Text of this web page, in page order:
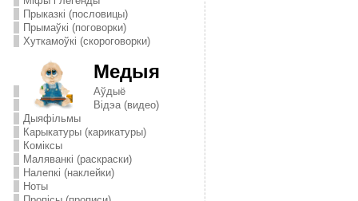
Прыказкі (пословицы)
Прымаўкі (поговорки)
Хуткамоўкі (скороговорки)
Медыя
Аўдыё
Відэа (видео)
Дыяфільмы
Карыкатуры (карикатуры)
Комiксы
Маляванкі (раскраски)
Налепкі (наклейки)
Ноты